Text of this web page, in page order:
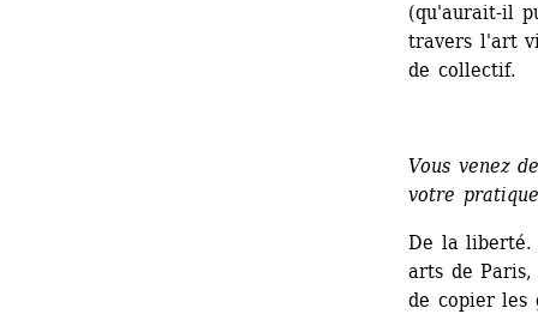
(qu'aurait-il
travers l'art
de collectif.
Vous venez
votre
De la liberté.
arts de
de copier les